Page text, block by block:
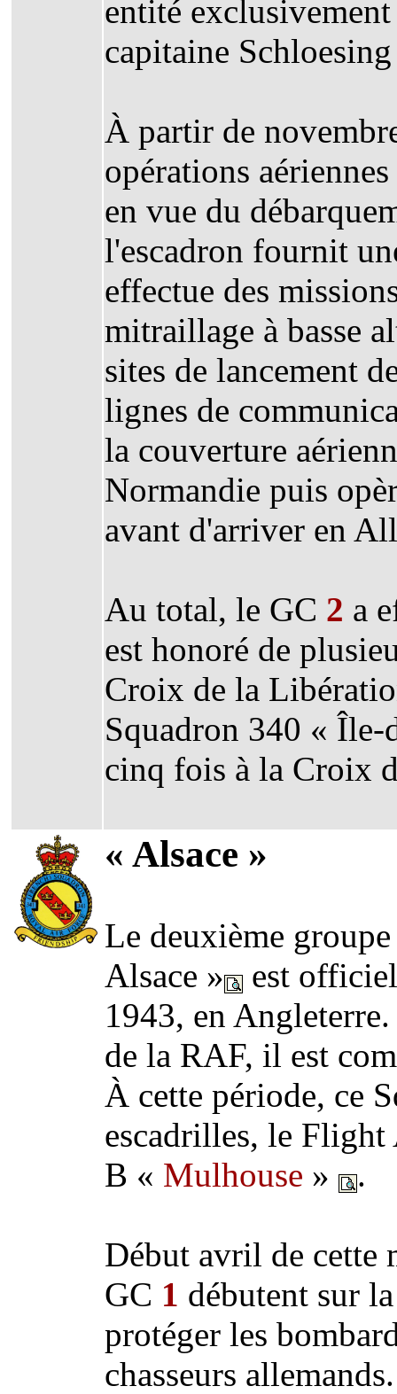
entité
capitaine
À partir de
opérations
en vue du
l'escadron fournit
effectue des
mitraillage à basse
sites de lancement
lignes de
la couverture
Normandie puis
avant d'arriver en
Au total, le GC 2 a
est honoré de
Croix de la
Squadron 340 « Île-
cinq fois à la Croix
« Alsace »
Le deuxième
Alsace »
est
1943, en
de la RAF, il est
À cette période, ce
escadrilles, le
B « Mulhouse » .
Début avril de cette
GC 1 débutent sur
protéger les
chasseurs